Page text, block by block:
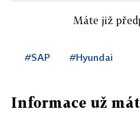
Máte již
#SAP #Hyundai
Informace už